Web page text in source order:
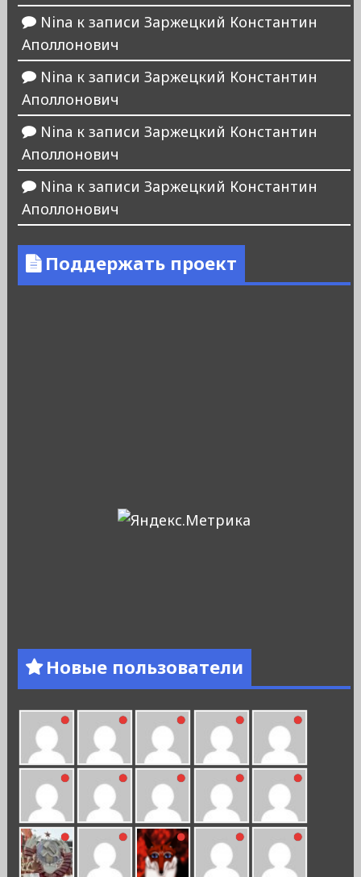
Nina к записи Заржецкий Константин
Аполлонович
Nina к записи Заржецкий Константин
Аполлонович
Nina к записи Заржецкий Константин
Аполлонович
Nina к записи Заржецкий Константин
Аполлонович
Поддержать проект
Новые пользователи